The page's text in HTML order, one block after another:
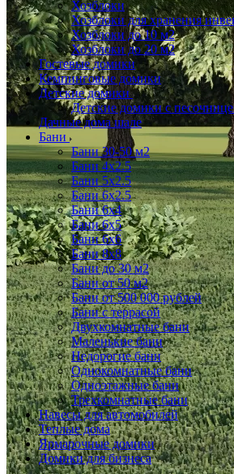
Хозблоки
Хозблоки для хранения
Хозблоки до 10 м2
Хозблоки до 20 м2
Гостевые домики
Кемпинговые домики
Детские домики
Детские домики с
Дачные дома шале
Бани
Бани 30-50 м2
Бани 4x2.5
Бани 5x2.5
Бани 6x2.5
Бани 6х4
Бани 6х5
Бани 6х6
Бани 8x8
Бани до 30 м2
Бани от 50 м2
Бани от 500 000 рублей
Бани с террасой
Двухкомнатные бани
Маленькие бани
Недорогие бани
Однокомнатные бани
Одноэтажные бани
Трехкомнатные бани
Навесы для автомобилей
Теплые дома
Ярмарочные домики
Домики для бизнеса